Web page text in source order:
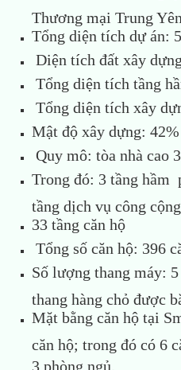
Thương mại Trung Yên
Tổng diện tích dự án:
Diện tích đất xây
Tổng diện tích tầng
Tổng diện tích xây
Mật độ xây dựng: 42%
Quy mô: tòa nhà cao
Trong đó: 3 tầng hầm
tầng dịch vụ công
33 tầng căn hộ
Tổng số căn hộ: 396
Số lượng thang máy:
thang hàng chỏ được
Mặt bằng căn hộ tại
căn hộ; trong đó có 6
3 phòng ngủ.